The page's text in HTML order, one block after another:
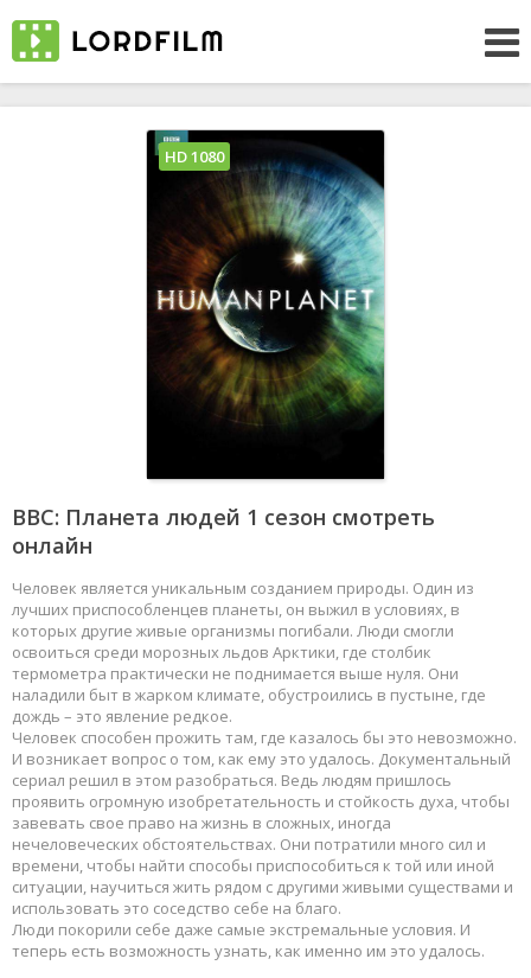
BBC: Планета людей 1 сезон смотреть
онлайн
Человек является уникальным созданием природы. Один из
лучших приспособленцев планеты, он выжил в условиях, в
которых другие живые организмы погибали. Люди смогли
освоиться среди морозных льдов Арктики, где столбик
термометра практически не поднимается выше нуля. Они
наладили быт в жарком климате, обустроились в пустыне, где
дождь – это явление редкое.
Человек способен прожить там, где казалось бы это невозможно.
И возникает вопрос о том, как ему это удалось. Документальный
сериал решил в этом разобраться. Ведь людям пришлось
проявить огромную изобретательность и стойкость духа, чтобы
завевать свое право на жизнь в сложных, иногда
нечеловеческих обстоятельствах. Они потратили много сил и
времени, чтобы найти способы приспособиться к той или иной
ситуации, научиться жить рядом с другими живыми существами и
использовать это соседство себе на благо.
Люди покорили себе даже самые экстремальные условия. И
теперь есть возможность узнать, как именно им это удалось.
HD 1080